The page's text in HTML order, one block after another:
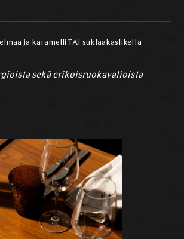
ja karamelli TAI suklaakastiketta
sekä erikoisruokavalioista